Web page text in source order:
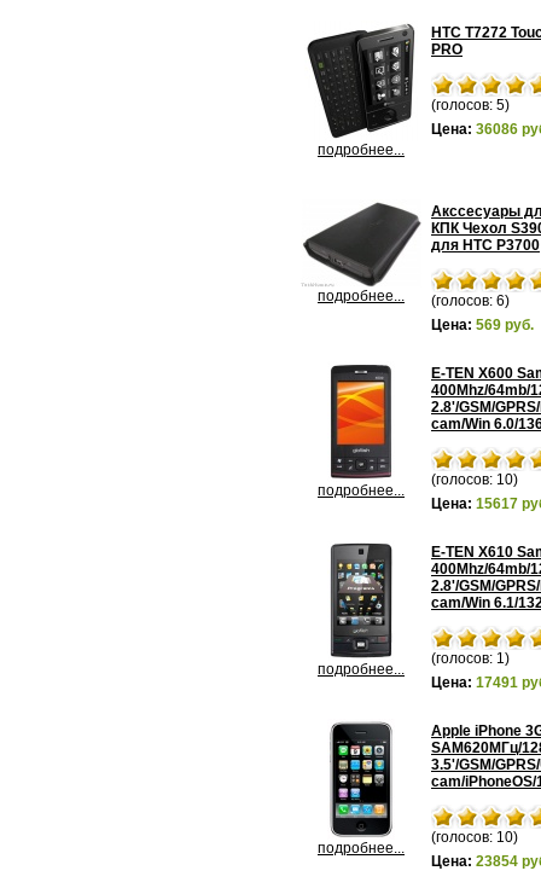
подробнее...
HTC T7272
PRO
(голосов: 5)
Цена: 36086
подробнее...
Акссесуары
КПК Чехол
для HTC P3700
(голосов: 6)
Цена: 569 руб.
подробнее...
E-TEN X600
400Mhz/64mb/
2.8'/GSM/
cam/Win 6.0/
(голосов: 10)
Цена: 15617
подробнее...
E-TEN X610
400Mhz/64mb/
2.8'/GSM/
cam/Win 6.1/
(голосов: 1)
Цена: 17491
подробнее...
Apple iPhone
SAM620МГц/
3.5'/GSM/
cam/iPhoneOS/
(голосов: 10)
Цена: 23854